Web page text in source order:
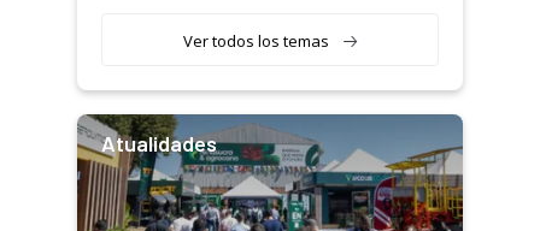
Ver todos los temas
Atualidades